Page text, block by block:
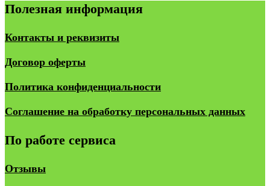
Полезная информация
Контакты и реквизиты
Договор оферты
Политика конфиденциальности
Соглашение на обработку персональных данных
По работе сервиса
Отзывы